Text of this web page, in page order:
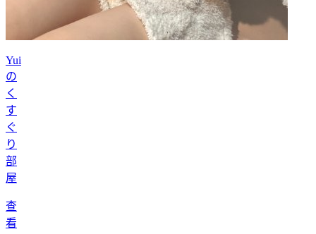
Yui
の
く
す
ぐ
り
部
屋
查
看